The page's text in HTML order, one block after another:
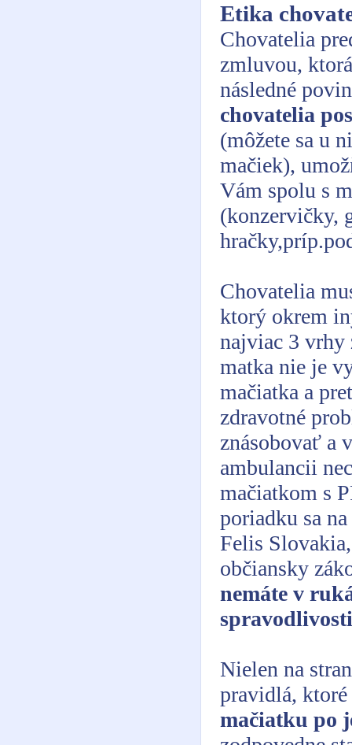
Etika
Chovatelia
zmluvou,
následné
chovatelia
(môžete sa u
mačiek),
Vám spolu s
(konzervičky,
Chovatelia
ktorý okrem
najviac 3 vrhy
matka nie je
mačiatka a
zdravotné
znásobovať a
ambulancii
mačiatkom s
poriadku sa
Felis
občiansky
nemáte v
Nielen na
pravidlá,
mačiatku po